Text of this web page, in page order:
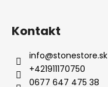
Kontakt
info@stonestore.sk
+421911170750
0677 647 475 38